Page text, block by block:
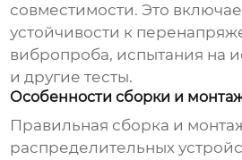
совместимости. Это
устойчивости к
вибропроба, испытания на
и другие тесты.
Особенности сборки и
Правильная сборка и
распределительных